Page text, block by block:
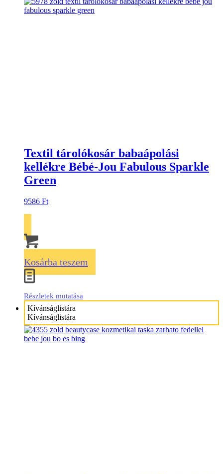
Textil tárolókosár babaápolási
kellékre Bébé-Jou Fabulous Sparkle
Green
9586 Ft
Kosárba teszem
Részletek mutatása
Kívánságlistára
Kívánságlistára